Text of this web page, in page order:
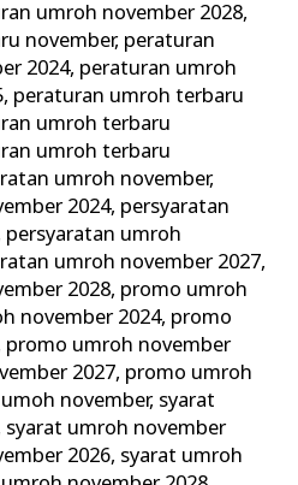
umroh november 2028,
november, peraturan
2024, peraturan umroh
, peraturan umroh terbaru
umroh terbaru
umroh terbaru
umroh november,
2024, persyaratan
persyaratan umroh
umroh november 2027,
2028, promo umroh
november 2024, promo
promo umroh november
2027, promo umroh
november, syarat
syarat umroh november
2026, syarat umroh